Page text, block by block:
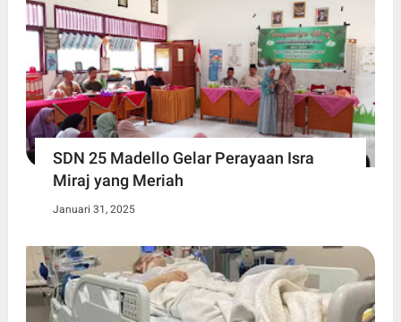
SDN 25 Madello Gelar Perayaan Isra
Miraj yang Meriah
Januari 31, 2025